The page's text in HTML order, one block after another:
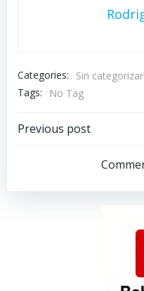
Categories:
Sin categorizar
Tags:
No Tag
Post
Previous post